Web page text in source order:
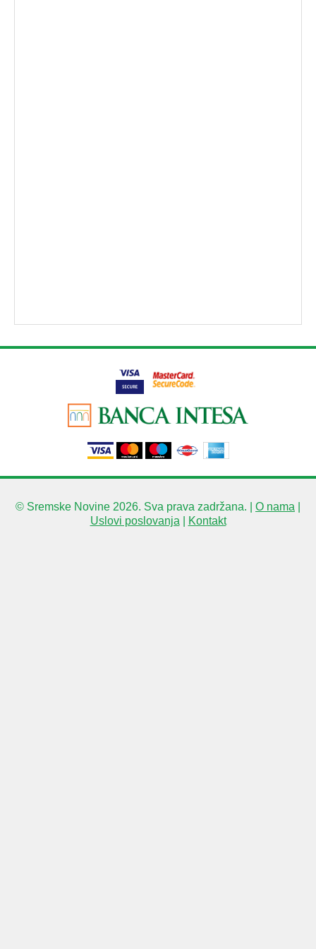
© Sremske Novine 2026. Sva prava zadržana. | O nama
Uslovi poslovanja
Kontakt